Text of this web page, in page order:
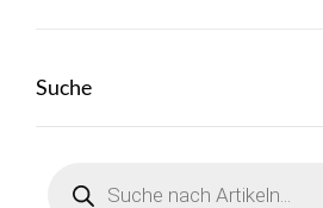
Suche
search